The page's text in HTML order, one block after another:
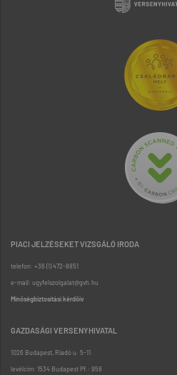
PIACI JELZÉSEKET VIZSGÁLÓ IRODA
telefon: +36 (1) 472-8851
e-mail: ugyfelszolgalat@gvh.hu
Minőségbiztosítási kérdőív
GAZDASÁGI VERSENYHIVATAL
1026 Budapest, Riadó u. 5-11.
levélcím: 1534 Budapest Pf.: 958